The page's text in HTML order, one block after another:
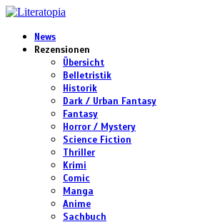
News
Rezensionen
Übersicht
Belletristik
Historik
Dark / Urban Fantasy
Fantasy
Horror / Mystery
Science Fiction
Thriller
Krimi
Comic
Manga
Anime
Sachbuch